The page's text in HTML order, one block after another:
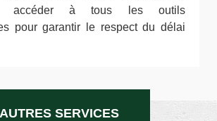
accéder à tous les outils
pour garantir le respect du délai
AUTRES SERVICES